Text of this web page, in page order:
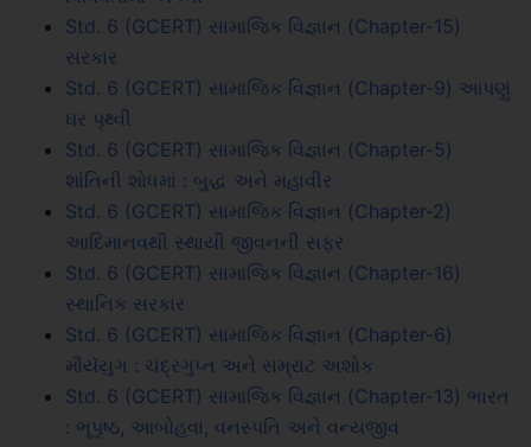
Std. 6 (GCERT) સામાજિક વિજ્ઞાન (Chapter-15)
સરકાર
Std. 6 (GCERT) સામાજિક વિજ્ઞાન (Chapter-9) આપણું
ઘર પૃથ્વી
Std. 6 (GCERT) સામાજિક વિજ્ઞાન (Chapter-5)
શાંતિની શોધમાં : બુદ્ધ અને મહાવીર
Std. 6 (GCERT) સામાજિક વિજ્ઞાન (Chapter-2)
આદિમાનવથી સ્થાયી જીવનની સફર
Std. 6 (GCERT) સામાજિક વિજ્ઞાન (Chapter-16)
સ્થાનિક સરકાર
Std. 6 (GCERT) સામાજિક વિજ્ઞાન (Chapter-6)
મૌયૅયુગ : ચંદ્રગુપ્ત અને સમ્રાટ અશોક
Std. 6 (GCERT) સામાજિક વિજ્ઞાન (Chapter-13) ભારત
: ભૂપૃષ્ઠ, આબોહવા, વનસ્પતિ અને વન્યજીવ